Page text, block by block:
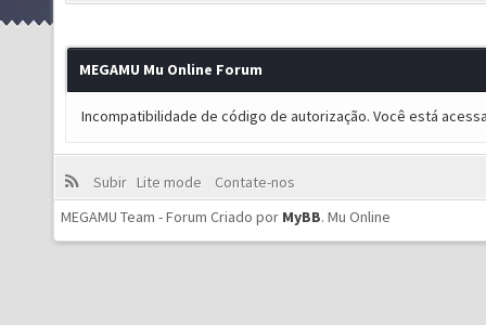
MEGAMU Mu Online Forum
Incompatibilidade de código de autorização. Você está
Subir Lite mode
Contate-nos
MEGAMU Team - Forum Criado por MyBB. Mu Online